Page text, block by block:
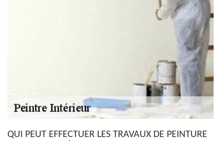
QUI PEUT EFFECTUER LES TRAVAUX DE PEINTURE